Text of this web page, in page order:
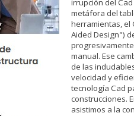
irrupción del
metáfora del
herramientas, el
Aided Design")
manual. Ese
de las
velocidad y
tecnología Cad
construcciones.
asistimos a la